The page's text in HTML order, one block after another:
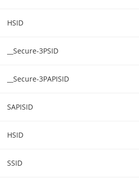
HSID
__Secure-3PSID
__Secure-3PAPISID
SAPISID
HSID
SSID